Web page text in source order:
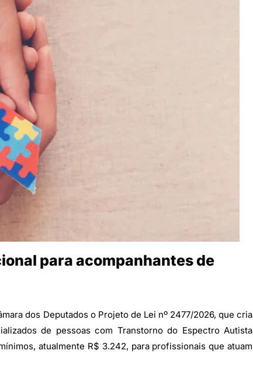
para acompanhantes de
dos Deputados o Projeto de Lei nº 2477/2026, que cria
de pessoas com Transtorno do Espectro Autista
atualmente R$ 3.242, para profissionais que atuam